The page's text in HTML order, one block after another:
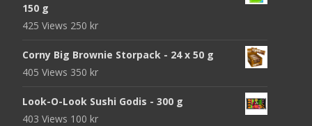
150 g
425 Views 250 kr
Corny Big Brownie Storpack - 24 x 50 g
405 Views 350 kr
Look-O-Look Sushi Godis - 300 g
403 Views 100 kr